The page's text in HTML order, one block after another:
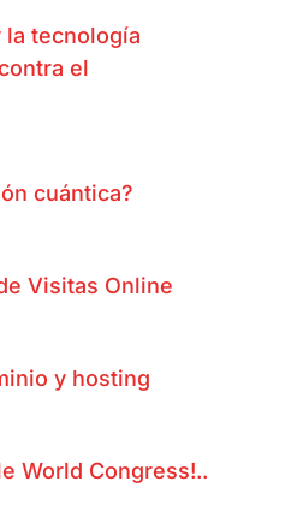
la tecnología
el
cuántica?
Visitas Online
y hosting
World Congress!..